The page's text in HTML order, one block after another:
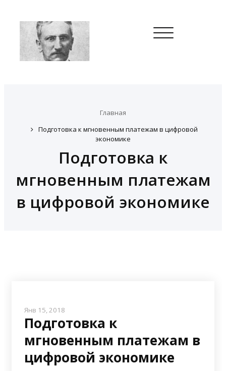
Toggle
navigation
Главная
Подготовка к мгновенным платежам в цифровой
экономике
Подготовка к
мгновенным платежам
в цифровой экономике
Янв 15, 2018
Подготовка к
мгновенным платежам в
цифровой экономике